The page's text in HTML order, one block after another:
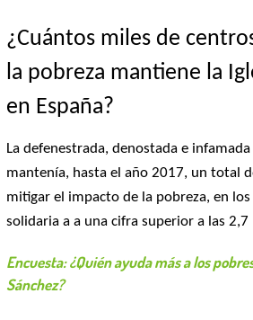
¿Cuántos miles de
la pobreza mantiene la
en España?
La defenestrada, denostada e
mantenía, hasta el año 2017, un total
mitigar el impacto de la pobreza, en
solidaria a a una cifra superior a las
Encuesta: ¿Quién ayuda más a los
Sánchez?